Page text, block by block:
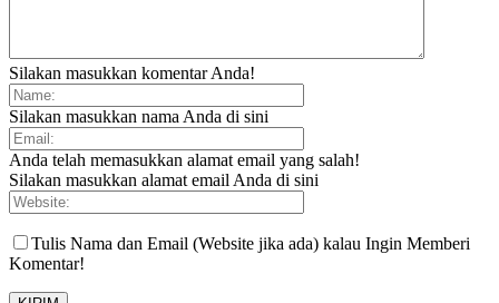
Silakan masukkan komentar Anda!
Silakan masukkan nama Anda di sini
Anda telah memasukkan alamat email yang salah!
Silakan masukkan alamat email Anda di sini
Tulis Nama dan Email (Website jika ada) kalau Ingin Memberi
Komentar!